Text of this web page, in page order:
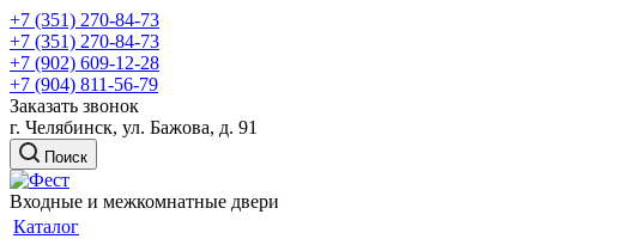
+7 (351) 270-84-73
+7 (351) 270-84-73
+7 (902) 609-12-28
+7 (904) 811-56-79
Заказать звонок
г. Челябинск, ул. Бажова, д. 91
Поиск
Входные и межкомнатные двери
Каталог